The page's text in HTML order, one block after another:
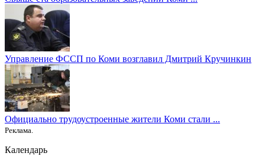
Управление ФССП по Коми возглавил Дмитрий Кручинкин
Официально трудоустроенные жители Коми стали ...
Реклама.
Календарь